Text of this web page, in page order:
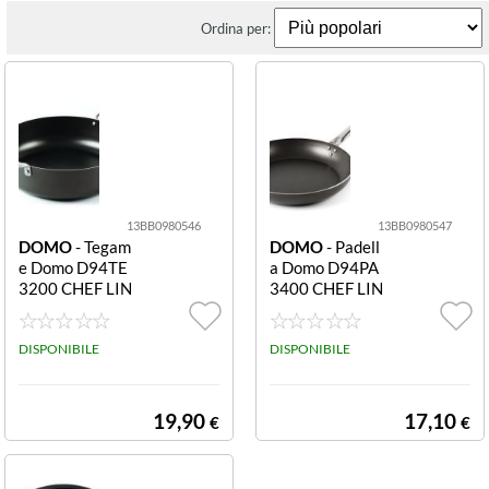
Ordina per:
13BB0980546
DOMO- Tegam
e Domo D94TE
3200 CHEF LIN
E 2 manici acciai
o Grigio scuro 2
manici acciaio
DISPONIBILE
19,90 €
13BB0980547
DOMO- Padell
a Domo D94PA
3400 CHEF LIN
E manico lungo
acciaio Grigio sc
uro manico lung
DISPONIBILE
17,10 €